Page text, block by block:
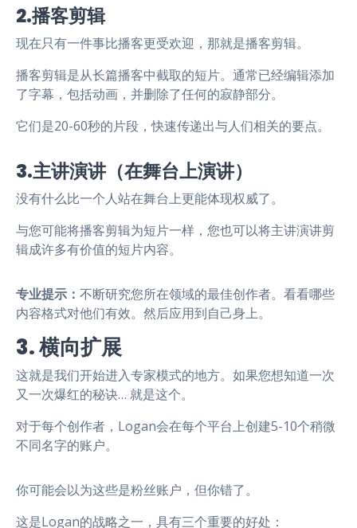
2.播客剪辑
现在只有一件事比播客更受欢迎，那就是播客剪辑。
播客剪辑是从长篇播客中截取的短片。通常已经编辑添加
了字幕，包括动画，并删除了任何的寂静部分。
它们是20-60秒的片段，快速传递出与人们相关的要点。
3.主讲演讲（在舞台上演讲）
没有什么比一个人站在舞台上更能体现权威了。
与您可能将播客剪辑为短片一样，您也可以将主讲演讲剪
辑成许多有价值的短片内容。
专业提示： 不断研究您所在领域的最佳创作者。看看哪些
内容格式对他们有效。然后应用到自己身上。
3. 横向扩展
这就是我们开始进入专家模式的地方。如果您想知道一次
又一次爆红的秘诀… 就是这个。
对于每个创作者，Logan会在每个平台上创建5-10个稍微
不同名字的账户。
你可能会以为这些是粉丝账户，但你错了。
这是Logan的战略之一，具有三个重要的好处：